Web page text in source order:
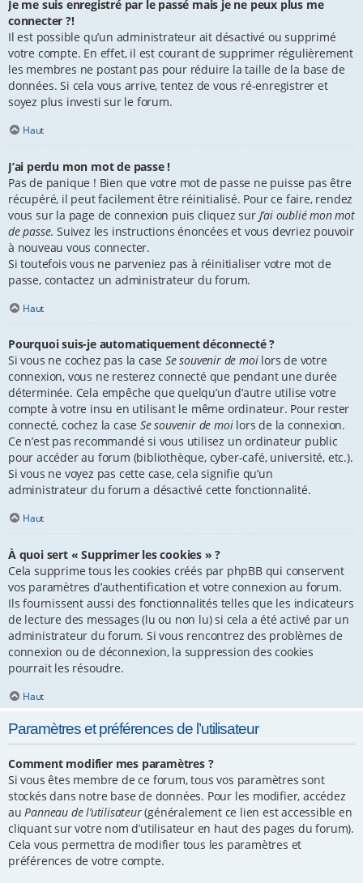
Je me suis enregistré par le passé mais je ne peux plus me
connecter ?!
Il est possible qu’un administrateur ait désactivé ou supprimé
votre compte. En effet, il est courant de supprimer régulièrement
les membres ne postant pas pour réduire la taille de la base de
données. Si cela vous arrive, tentez de vous ré-enregistrer et
soyez plus investi sur le forum.
Haut
J’ai perdu mon mot de passe !
Pas de panique ! Bien que votre mot de passe ne puisse pas être
récupéré, il peut facilement être réinitialisé. Pour ce faire, rendez
vous sur la page de connexion puis cliquez sur J’ai oublié mon mot
de passe. Suivez les instructions énoncées et vous devriez pouvoir
à nouveau vous connecter.
Si toutefois vous ne parveniez pas à réinitialiser votre mot de
passe, contactez un administrateur du forum.
Haut
Pourquoi suis-je automatiquement déconnecté ?
Si vous ne cochez pas la case Se souvenir de moilors de votre
connexion, vous ne resterez connecté que pendant une durée
déterminée. Cela empêche que quelqu’un d’autre utilise votre
compte à votre insu en utilisant le même ordinateur. Pour rester
connecté, cochez la caseSe souvenir de moilors de la connexion.
Ce n’est pas recommandé si vous utilisez un ordinateur public
pour accéder au forum (bibliothèque, cyber-café, université, etc.).
Si vous ne voyez pas cette case, cela signifie qu’un
administrateur du forum a désactivé cette fonctionnalité.
Haut
À quoi sert « Supprimer les cookies » ?
Cela supprime tous les cookies créés par phpBB qui conservent
vos paramètres d’authentification et votre connexion au forum.
Ils fournissent aussi des fonctionnalités telles que les indicateurs
de lecture des messages (lu ou non lu) si cela a été activé par un
administrateur du forum. Si vous rencontrez des problèmes de
connexion ou de déconnexion, la suppression des cookies
pourrait les résoudre.
Haut
Paramètres et préférences de l’utilisateur
Comment modifier mes paramètres ?
Si vous êtes membre de ce forum, tous vos paramètres sont
stockés dans notre base de données. Pour les modifier, accédez
auPanneau de l’utilisateur(généralement ce lien est accessible en
cliquant sur votre nom d’utilisateur en haut des pages du forum).
Cela vous permettra de modifier tous les paramètres et
préférences de votre compte.